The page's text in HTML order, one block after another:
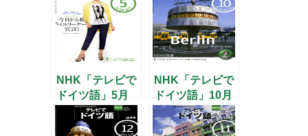
NHK「テレビで
ドイツ語」5月
NHK「テレビで
ドイツ語」10月
号